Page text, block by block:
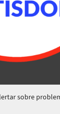
de salud